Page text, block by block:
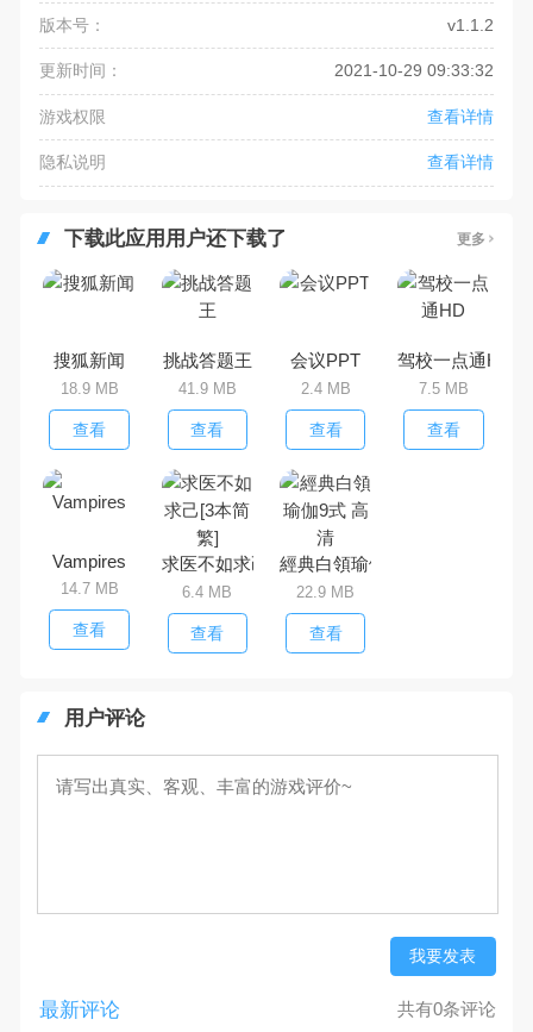
版本号： v1.1.2
更新时间： 2021-10-29 09:33:32
游戏权限 查看详情
隐私说明 查看详情
下载此应用用户还下载了 更多
搜狐新闻
18.9 MB
查看
挑战答题王
41.9 MB
查看
会议PPT
2.4 MB
查看
驾校一点通HD
7.5 MB
查看
Vampires
14.7 MB
查看
求医不如求己[3本简繁]
6.4 MB
查看
經典白領瑜伽9式 高清
22.9 MB
查看
用户评论
我要发表
最新评论 共有0条评论